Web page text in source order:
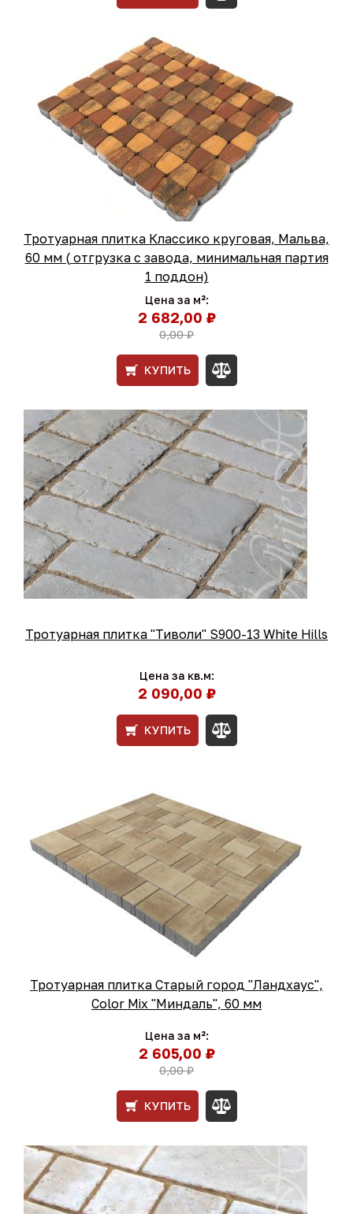
Тротуарная плитка Классико круговая, Мальва,
60 мм ( отгрузка с завода, минимальная партия
1 поддон)
Цена за м²:
2 682,00 ₽
0,00 ₽
КУПИТЬ
Тротуарная плитка "Тиволи" S900-13 White Hills
Цена за кв.м:
2 090,00 ₽
КУПИТЬ
Тротуарная плитка Старый город "Ландхаус",
Color Mix "Миндаль", 60 мм
Цена за м²:
2 605,00 ₽
0,00 ₽
КУПИТЬ